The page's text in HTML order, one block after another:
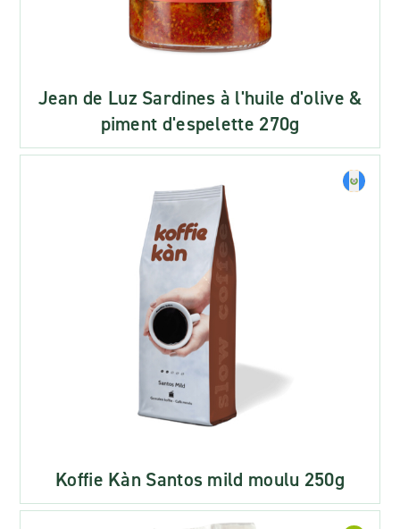
Jean de Luz Sardines à l'huile d'olive &
piment d'espelette 270g
Koffie Kàn Santos mild moulu 250g